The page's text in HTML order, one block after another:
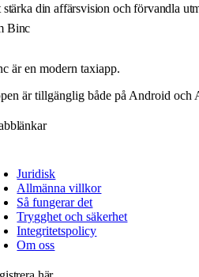
din affärsvision och förvandla
Binc
är en modern taxiapp.
är tillgänglig både på Android och
Juridisk
Allmänna villkor
Så fungerar det
Trygghet och säkerhet
Integritetspolicy
Om oss